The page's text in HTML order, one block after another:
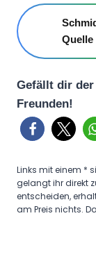
Gefällt dir
Freunden!
Links mit einem *
gelangt ihr direkt
entscheiden,
am Preis nichts.